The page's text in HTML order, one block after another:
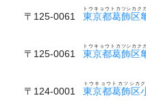
〒125-0061 東京都葛飾区
トウキョウトカツシカク
〒125-0061 東京都葛飾区
トウキョウトカツシカク
〒124-0001 東京都葛飾区
トウキョウトカツシカク